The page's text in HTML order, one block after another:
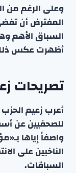
وعلى الرغم من
المفترض أن
السباق الأهم
أظهرت عكس
تصريحات
أعرب زعيم
للصحفيين عن
واصفاً إياها
الناخبين على
السباقات.